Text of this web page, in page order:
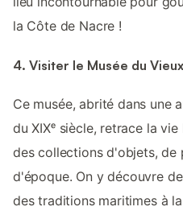
la Côte de Nacre !
4. Visiter le Musée du
Ce musée, abrité dans une
du XIXᵉ siècle, retrace la
des collections d'objets, de
d'époque. On y découvre
des traditions maritimes à